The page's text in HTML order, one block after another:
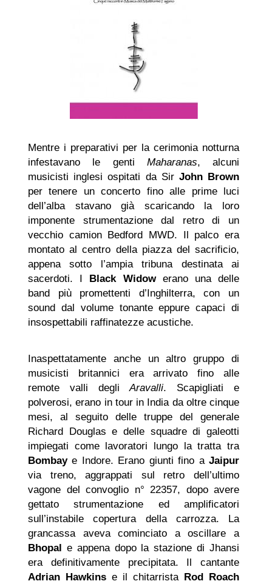
Mentre i preparativi per la cerimonia notturna
infestavano le genti Maharanas, alcuni
musicisti inglesi ospitati da Sir John Brown
per tenere un concerto fino alle prime luci
dell’alba stavano già scaricando la loro
imponente strumentazione dal retro di un
vecchio camion Bedford MWD. Il palco era
montato al centro della piazza del sacrificio,
appena sotto l’ampia tribuna destinata ai
sacerdoti. I Black Widowerano una delle
band più promettenti d’Inghilterra, con un
sound dal volume tonante eppure capaci di
insospettabili raffinatezze acustiche.
Inaspettatamente anche un altro gruppo di
musicisti britannici era arrivato fino alle
remote valli degliAravalli. Scapigliati e
polverosi, erano in tour in India da oltre cinque
mesi, al seguito delle truppe del generale
Richard Douglas e delle squadre di galeotti
impiegati come lavoratori lungo la tratta tra
Bombaye Indore. Erano giunti fino a Jaipur
via treno, aggrappati sul retro dell’ultimo
vagone del convoglio n° 22357, dopo avere
gettato strumentazione ed amplificatori
sull’instabile copertura della carrozza. La
grancassa aveva cominciato a oscillare a
Bhopal e appena dopo la stazione di Jhansi
era definitivamente precipitata. Il cantante
Adrian Hawkins e il chitarrista Rod Roach